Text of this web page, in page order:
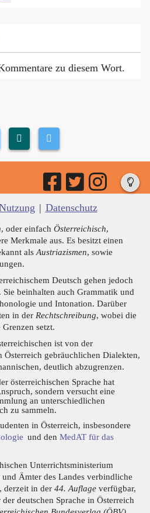
zu diesem Wort.
| Datenschutz
, oder einfach Österreichisch,
Merkmale aus. Es besitzt einen
als Austriazismen, sowie
Deutsch gehen jedoch
beinhalten auch Grammatik und
und Intonation. Darüber
in der Rechtschreibung, wobei die
setzt.
ist von der
Österreich gebräuchlichen Dialekten,
deutlich abzugrenzen.
österreichischen Sprache hat
sondern versucht eine
an unterschiedlichen
zu sammeln.
in Österreich, insbesondere
und den MedAT für das
Unterrichtsministerium
Ämter des Landes verbindliche
derzeit in der 44. Auflage verfügbar,
deutschen Sprache in Österreich